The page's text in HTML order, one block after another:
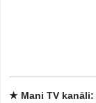
★ Mani TV kanāli: